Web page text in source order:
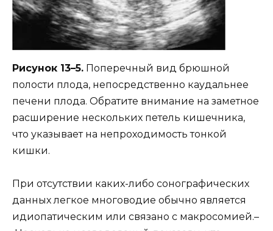
Рисунок 13–5. Поперечный вид брюшной
полости плода, непосредственно каудальнее
печени плода. Обратите внимание на заметное
расширение нескольких петель кишечника,
что указывает на непроходимость тонкой
кишки.
При отсутствии каких-либо сонографических
данных легкое многоводие обычно является
идиопатическим или связано с макросомией.–